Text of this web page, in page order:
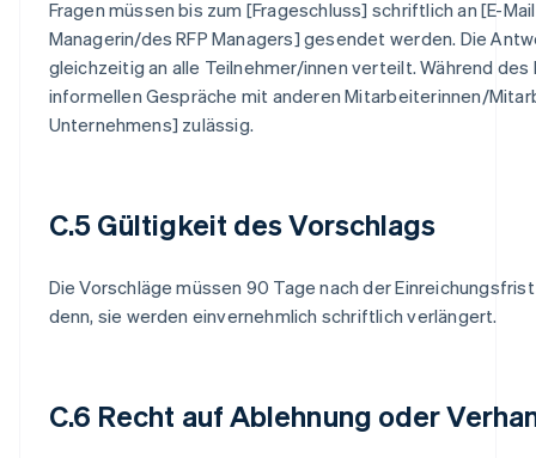
Fragen müssen bis zum [Frageschluss] schriftlich an [E-
Managerin/des RFP Managers] gesendet werden. Die
gleichzeitig an alle Teilnehmer/innen verteilt. Während
informellen Gespräche mit anderen Mitarbeiterinnen/
Unternehmens] zulässig.
C.5 Gültigkeit des Vorschlags
Die Vorschläge müssen 90 Tage nach der
denn, sie werden einvernehmlich schriftlich verlängert.
C.6 Recht auf Ablehnung oder